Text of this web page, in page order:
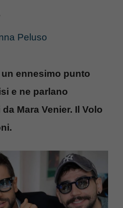
Peluso
ennesimo punto
e ne parlano
Mara Venier. Il Volo